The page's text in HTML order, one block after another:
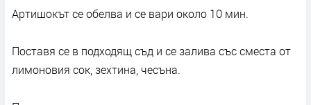
Артишокът се обелва и се вари около 10 мин.
Поставя се в подходящ съд и се залива със сместа от
лимоновия сок, зехтина, чесъна.